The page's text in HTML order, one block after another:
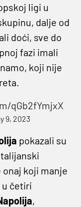
ligi u
dalje od
doći, sve do
fazi imali
koji nije
qGb2fYmjxX
9, 2023
pokazali su
koji manje
u četiri
,